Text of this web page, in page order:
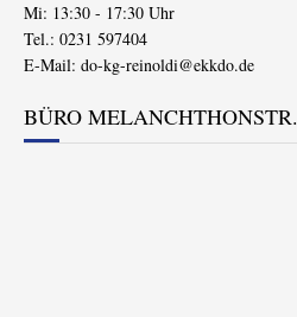
Mi: 13:30 - 17:30 Uhr
Tel.: 0231 597404
E-Mail: do-kg-reinoldi@ekkdo.de
BÜRO MELANCHTHONSTR.